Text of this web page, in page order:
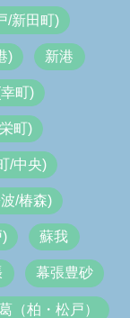
/新田町)
) 新港
町)
町)
/中央)
/椿森)
蘇我
幕張豊砂
（柏・松戸）